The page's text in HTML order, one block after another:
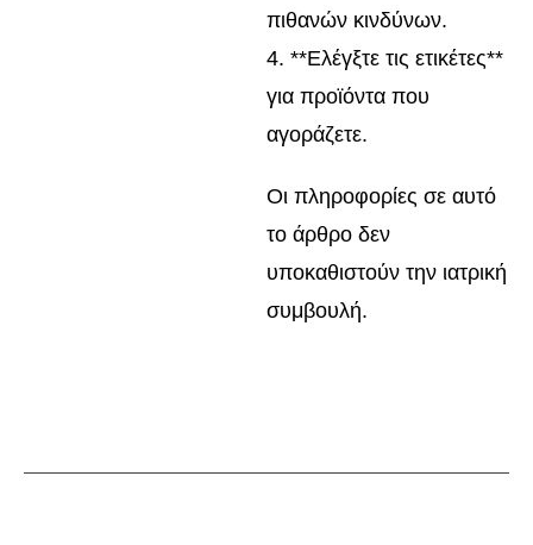
πιθανών κινδύνων.
4. **Ελέγξτε τις ετικέτες**
για προϊόντα που
αγοράζετε.
Οι πληροφορίες σε αυτό
το άρθρο δεν
υποκαθιστούν την ιατρική
συμβουλή.